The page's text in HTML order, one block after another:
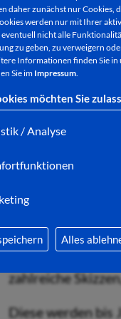
daher zunächst nur Cookies,
werden nur mit Ihrer
nicht alle
zu geben, zu verweigern
Informationen finden Sie in
Sie im Impressum.
möchten Sie
/ Analyse
Alles
bewahrte.
Grund genug, um
Stadtführer
geimpfte und
gesehen: Jede/r
Die Einweihung
Im Anschluss an
Eröffnung zum
zahlreiche
Diese werden bis